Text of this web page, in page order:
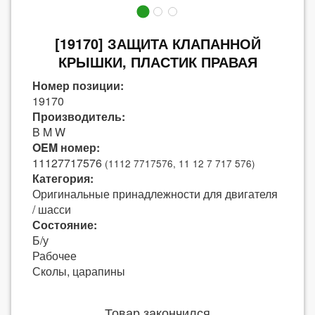
[19170] ЗАЩИТА КЛАПАННОЙ
КРЫШКИ, ПЛАСТИК ПРАВАЯ
Номер позиции:
19170
Производитель:
B M W
OEM номер:
11127717576 (1112 7717576, 11 12 7 717 576)
Категория:
Оригинальные принадлежности для двигателя
/ шасси
Состояние:
Б/у
Рабочее
Сколы, царапины